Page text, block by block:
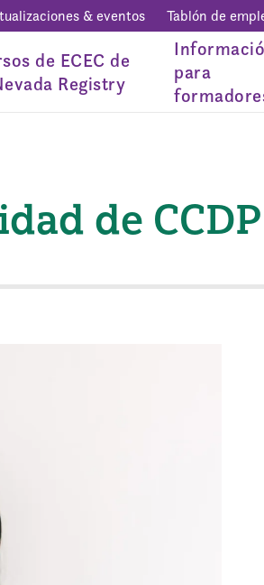
& eventos Tablón de
de ECEC de
Registry
para
de CCDP